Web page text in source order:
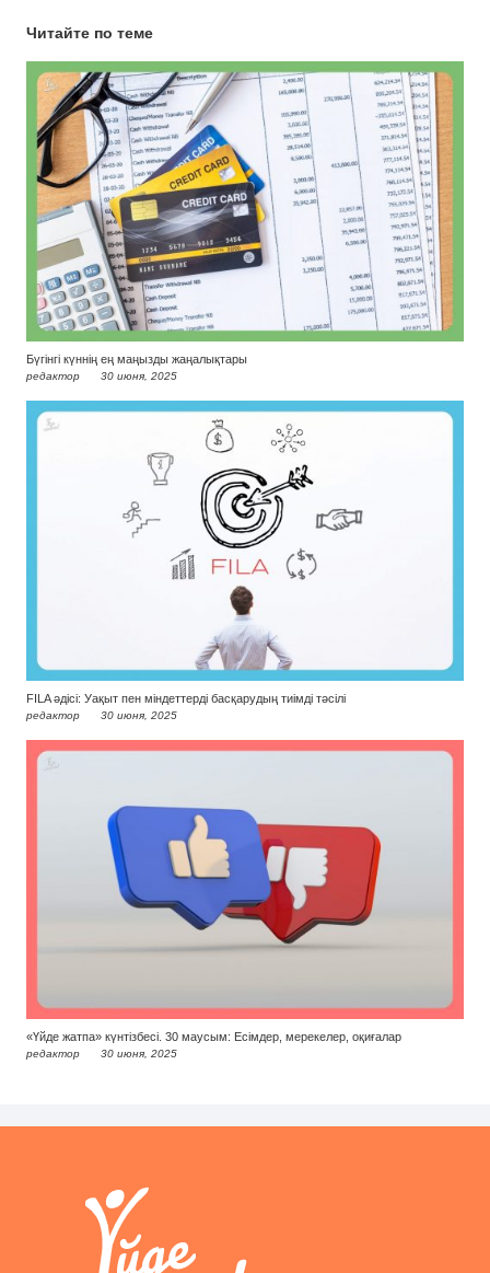
Читайте по теме
Бүгінгі күннің ең маңызды жаңалықтары
редактор 30 июня, 2025
FILA әдісі: Уақыт пен міндеттерді басқарудың тиімді тәсілі
редактор 30 июня, 2025
«Үйде жатпа» күнтізбесі. 30 маусым: Есімдер, мерекелер, оқиғалар
редактор 30 июня, 2025